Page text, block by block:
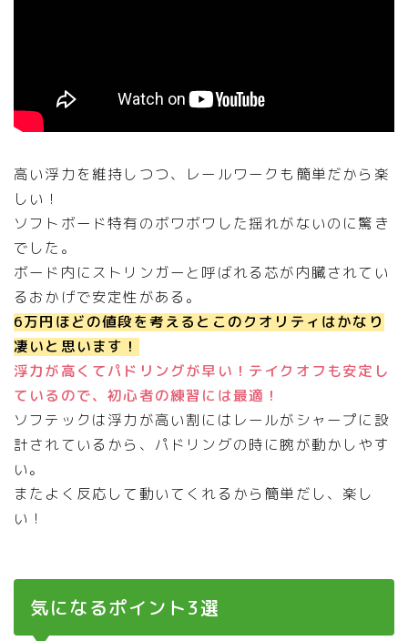
高い浮力を維持しつつ、レールワークも簡単だから楽
しい！
ソフトボード特有のボワボワした揺れがないのに驚き
でした。
ボード内にストリンガーと呼ばれる芯が内臓されてい
るおかげで安定性がある。
6万円ほどの値段を考えるとこのクオリティはかなり
凄いと思います！
浮力が高くてパドリングが早い！テイクオフも安定し
ているので、初心者の練習には最適！
ソフテックは浮力が高い割にはレールがシャープに設
計されているから、パドリングの時に腕が動かしやす
い。
またよく反応して動いてくれるから簡単だし、楽し
い！
気になるポイント3選